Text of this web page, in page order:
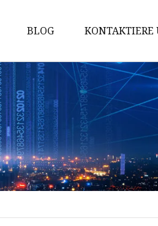
BLOG KONTAKTIERE